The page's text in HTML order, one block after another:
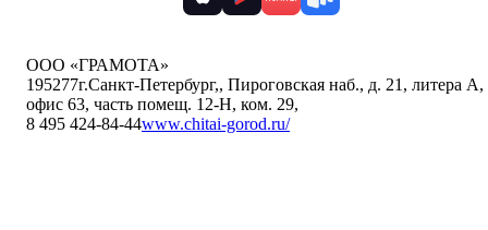
ООО «ГРАМОТА»
195277г.Санкт-Петербург,, Пироговская наб., д. 21, литера А,
офис 63, часть помещ. 12-Н, ком. 29,
8 495 424-84-44www.chitai-gorod.ru/